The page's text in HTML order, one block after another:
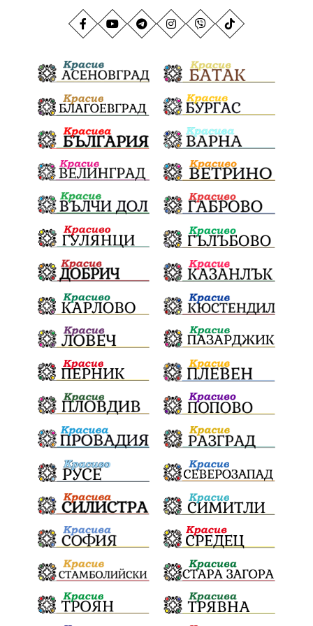
АндрейГюров НационаленРекорд Даулите
Отговорност БългарскиДух ОбщинскиСъвет
Полиграф ДетекторНаЛъжата МВР
ОбезпечителниМерки МестнаВласт Котел
СИК Ружица РайнаКнягиня
ВеселинОрешков Шофьори
НационаленШампион ОрлинОрлиновЕнчев
ВСС СъдебнаРеформа Шантаж
ПолитическиНатиск ЗаплахаЗаАрест
ПартияВеличие ЕкатеринаДафовска Тракия
ПТП Сливен КварталРечица Данъци
ПътнаИнфраструктура Асфалт
БрашноСтоименов ИстинскиХляб
БългарскоКачество Запис
ПолитическоЗадкулисие Микродрон
КомарДрон КитайскаТехнология
ВоенниТехнологии Наркотици